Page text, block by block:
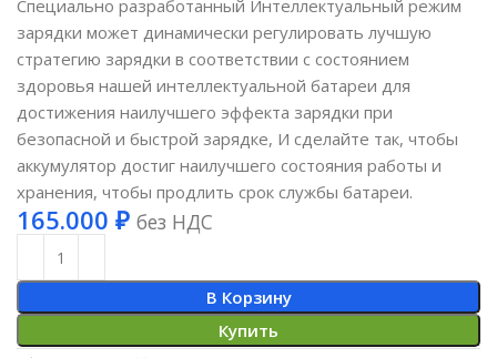
Специально разработанный Интеллектуальный режим
зарядки может динамически регулировать лучшую
стратегию зарядки в соответствии с состоянием
здоровья нашей интеллектуальной батареи для
достижения наилучшего эффекта зарядки при
безопасной и быстрой зарядке, И сделайте так, чтобы
аккумулятор достиг наилучшего состояния работы и
хранения, чтобы продлить срок службы батареи.
165.000₽ без НДС
В Корзину
Купить